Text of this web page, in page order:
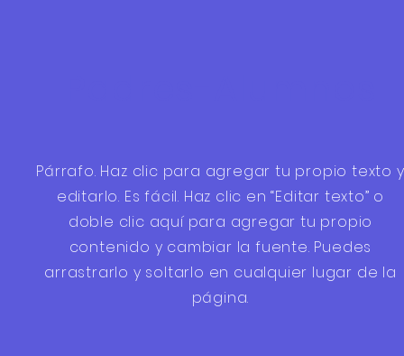
Párrafo. Haz clic para agregar tu propio texto y
editarlo. Es fácil. Haz clic en “Editar texto” o
doble clic aquí para agregar tu propio
contenido y cambiar la fuente. Puedes
arrastrarlo y soltarlo en cualquier lugar de la
página.